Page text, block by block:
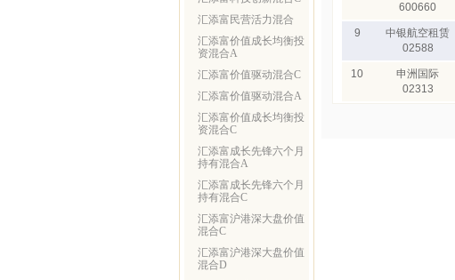
汇添富民营活力混合
汇添富价值成长均衡投
资混合A
汇添富价值驱动混合C
汇添富价值驱动混合A
汇添富价值成长均衡投
资混合C
汇添富成长先锋六个月
持有混合A
汇添富成长先锋六个月
持有混合C
汇添富沪港深大盘价值
混合C
汇添富沪港深大盘价值
混合D
600660
9
中银航空租赁
02588
10
申洲国际
02313